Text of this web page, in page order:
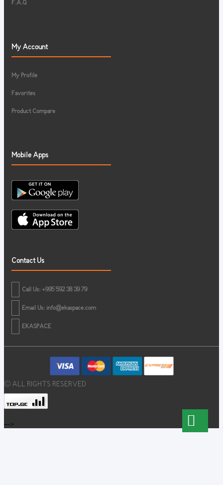
F.A.Q
My Account
My Profile
Favorites
Product Compare
Mobile Apps
Contact Us
Call Us: +995 592 38 39 79
Email Us: info@ekaspace.com
EKASPACE
© ALL RIGHTS RESERVED
-->